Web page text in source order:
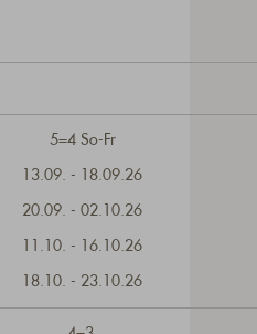
5=4 So-Fr
13.09. - 18.09.26
20.09. - 02.10.26
11.10. - 16.10.26
18.10. - 23.10.26